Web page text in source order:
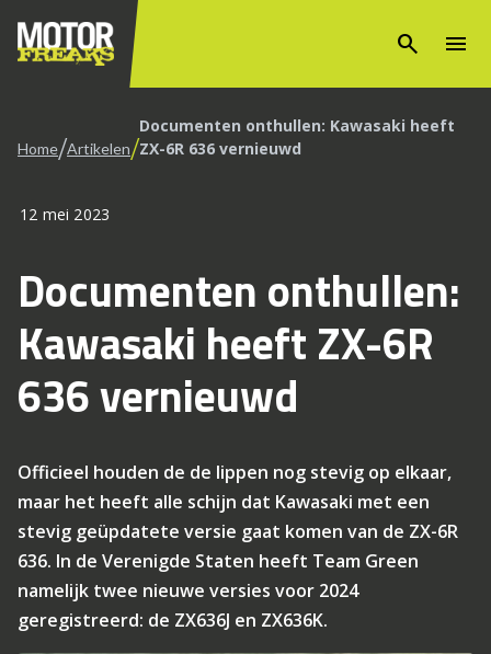
search menu
Home/Artikelen/Documenten onthullen: Kawasaki heeft
ZX-6R 636 vernieuwd
12 mei 2023
Documenten onthullen:
Kawasaki heeft ZX-6R
636 vernieuwd
Officieel houden de de lippen nog stevig op elkaar,
maar het heeft alle schijn dat Kawasaki met een
stevig geüpdatete versie gaat komen van de ZX-6R
636. In de Verenigde Staten heeft Team Green
namelijk twee nieuwe versies voor 2024
geregistreerd: de ZX636J en ZX636K.